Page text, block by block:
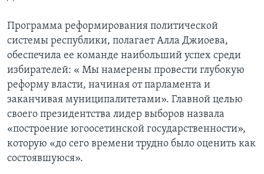
Программа реформирования политической
системы республики, полагает Алла Джиоева,
обеспечила ее команде наибольший успех среди
избирателей: « Мы намерены провести глубокую
реформу власти, начиная от парламента и
заканчивая муниципалитетами». Главной целью
своего президентства лидер выборов назвала
«построение югоосетинской государственности»,
которую «до сего времени трудно было оценить как
состоявшуюся».